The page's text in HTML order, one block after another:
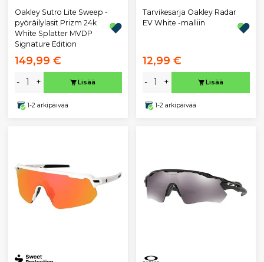
Oakley Sutro Lite Sweep -
pyöräilylasit Prizm 24k
White Splatter MVDP
Signature Edition
149,99 €
- + Lisää
1-2 arkipäivää
Tarvikesarja Oakley Radar
EV White -malliin
12,99 €
- + Lisää
1-2 arkipäivää